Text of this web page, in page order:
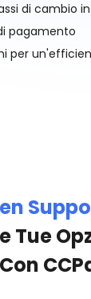
di cambio
pagamento
per
Tue